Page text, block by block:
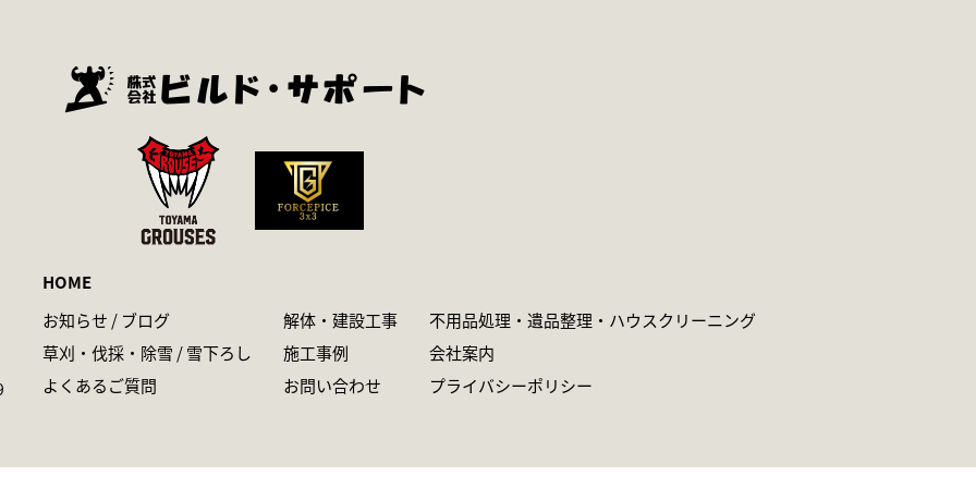
HOME
お知らせ / ブログ
草刈・伐採・除雪 / 雪下ろし
よくあるご質問
解体・建設工事
施工事例
お問い合わせ
不用品処理・遺品整理・ ハウスクリーニング
会社案内
プライバシーポリシー